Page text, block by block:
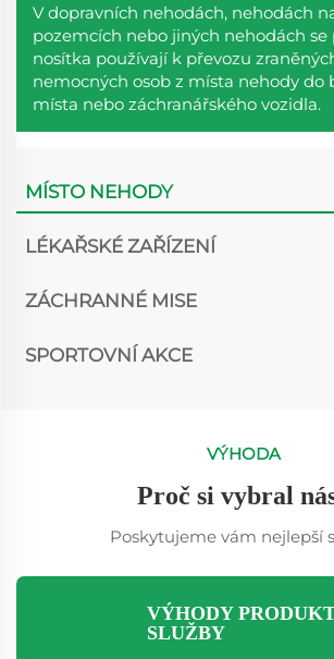
V dopravních nehodách, nehodách
pozemcích nebo jiných nehodách
nosítka používají k převozu
nemocných osob z místa nehody do
místa nebo záchranářského vozidla.
MÍSTO NEHODY
LÉKAŘSKÉ ZAŘÍZENÍ
ZÁCHRANNÉ MISE
SPORTOVNÍ AKCE
VÝHODA
Proč si vybral
Poskytujeme vám nejlepší
VÝHODY
SLUŽBY